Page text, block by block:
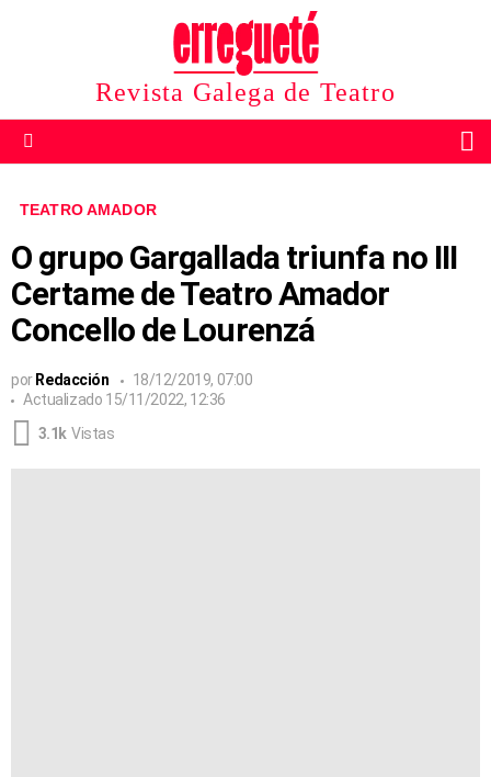
Revista Galega de Teatro
TEATRO AMADOR
O grupo Gargallada triunfa no III
Certame de Teatro Amador
Concello de Lourenzá
por Redacción
18/12/2019, 07:00
Actualizado 15/11/2022, 12:36
3.1k Vistas